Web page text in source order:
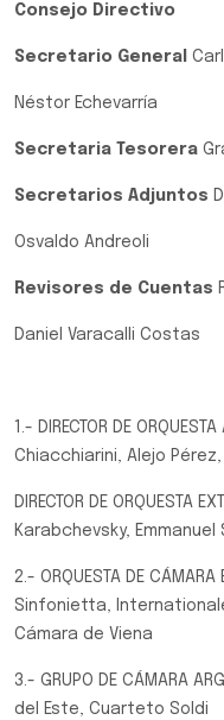
Consejo Directivo
Secretario General
Néstor Echevarría
Secretaria Tesorera
Secretarios Adjuntos
Osvaldo Andreoli
Revisores de Cuentas
Daniel Varacalli Costas
1.- DIRECTOR DE
Chiacchiarini, Alejo Pérez,
DIRECTOR DE ORQUESTA
Karabchevsky,
2.- ORQUESTA DE
Sinfonietta,
Cámara de Viena
3.- GRUPO DE CÁMARA
del Este, Cuarteto Soldi